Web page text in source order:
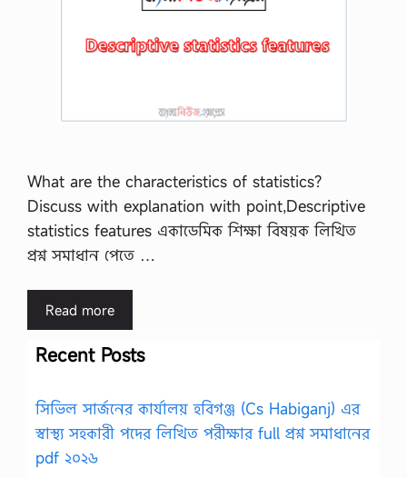
What are the characteristics of statistics?
Discuss with explanation with point,Descriptive
statistics features একাডেমিক শিক্ষা বিষয়ক লিখিত
প্রশ্ন সমাধান পেতে …
Read more
Recent Posts
সিভিল সার্জনের কার্যালয় হবিগঞ্জ (Cs Habiganj) এর
স্বাস্থ্য সহকারী পদের লিখিত পরীক্ষার full প্রশ্ন সমাধানের
pdf ২০২৬